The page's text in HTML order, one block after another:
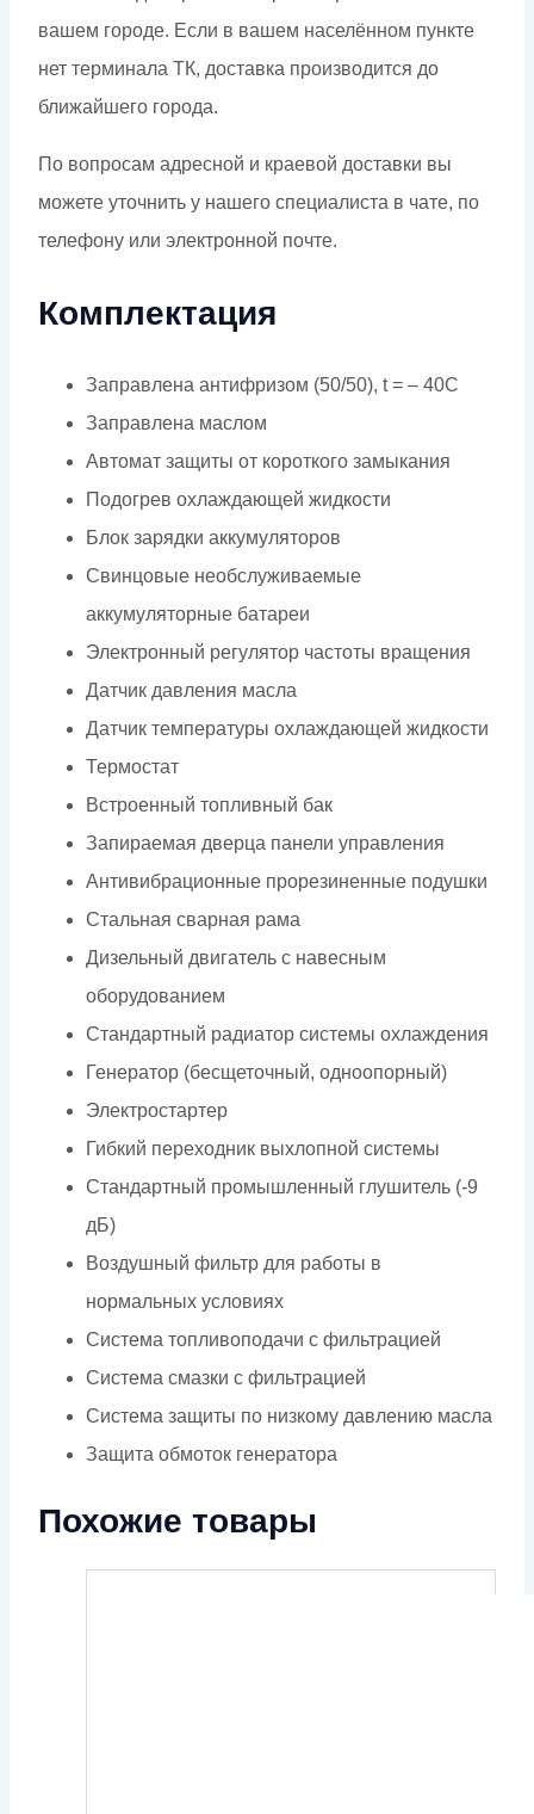
вашем городе. Если в вашем населённом пункте
нет терминала ТК, доставка производится до
ближайшего города.
По вопросам адресной и краевой доставки вы
можете уточнить у нашего специалиста в чате, по
телефону или электронной почте.
Комплектация
Заправлена антифризом (50/50), t = – 40C
Заправлена маслом
Автомат защиты от короткого замыкания
Подогрев охлаждающей жидкости
Блок зарядки аккумуляторов
Свинцовые необслуживаемые
аккумуляторные батареи
Электронный регулятор частоты вращения
Датчик давления масла
Датчик температуры охлаждающей жидкости
Термостат
Встроенный топливный бак
Запираемая дверца панели управления
Антивибрационные прорезиненные подушки
Стальная сварная рама
Дизельный двигатель с навесным
оборудованием
Стандартный радиатор системы охлаждения
Генератор (бесщеточный, одноопорный)
Электростартер
Гибкий переходник выхлопной системы
Стандартный промышленный глушитель (-9
дБ)
Воздушный фильтр для работы в
нормальных условиях
Система топливоподачи с фильтрацией
Система смазки с фильтрацией
Система защиты по низкому давлению масла
Защита обмоток генератора
Похожие товары